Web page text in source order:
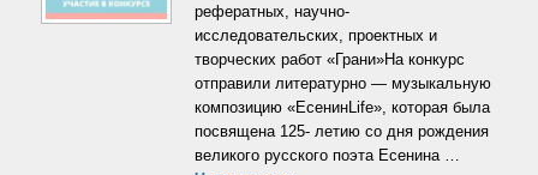
Лауреаты
I
степени
рефератных, научно-
исследовательских, проектных и
творческих работ «Грани»На конкурс
отправили литературно — музыкальную
композицию «ЕсенинLife», которая была
посвящена 125- летию со дня рождения
великого русского поэта Есенина …